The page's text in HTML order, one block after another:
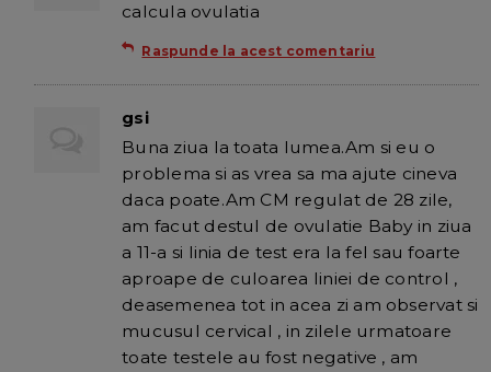
calcula ovulatia
Raspunde la acest comentariu
gsi
Buna ziua la toata lumea.Am si eu o
problema si as vrea sa ma ajute cineva
daca poate.Am CM regulat de 28 zile,
am facut destul de ovulatie Baby in ziua
a 11-a si linia de test era la fel sau foarte
aproape de culoarea liniei de control ,
deasemenea tot in acea zi am observat si
mucusul cervical , in zilele urmatoare
toate testele au fost negative , am